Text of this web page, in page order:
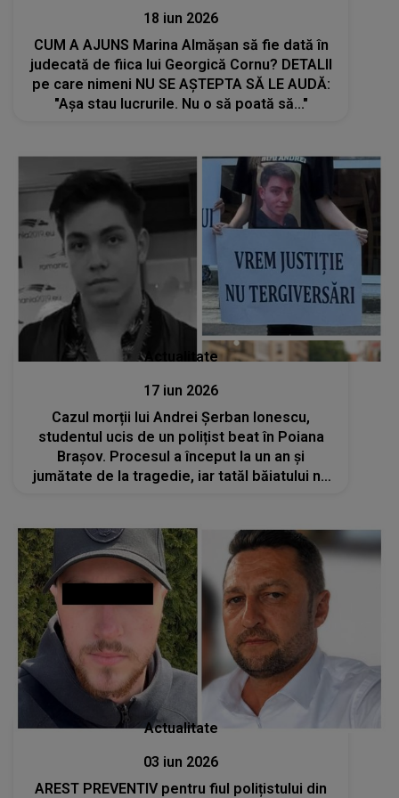
18 iun 2026
CUM A AJUNS Marina Almășan să fie dată în
judecată de fiica lui Georgică Cornu? DETALII
pe care nimeni NU SE AȘTEPTA SĂ LE AUDĂ:
"Așa stau lucrurile. Nu o să poată să..."
Actualitate
17 iun 2026
Cazul morții lui Andrei Șerban Ionescu,
studentul ucis de un polițist beat în Poiana
Brașov. Procesul a început la un an și
jumătate de la tragedie, iar tatăl băiatului nu
Actualitate
03 iun 2026
AREST PREVENTIV pentru fiul polițistului din